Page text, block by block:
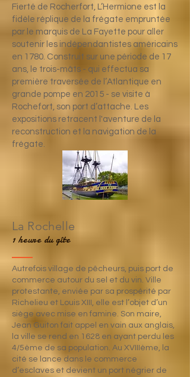
Fierté de Rocherfort, L’Hermione est la
fidèle réplique de la frégate empruntée
par le marquis de La Fayette pour aller
soutenir les indépendantistes américains
en 1780. Construit sur une période de 17
ans, le trois-mâts - qui effectua sa
première traversée de l’Atlantique en
grande pompe en 2015 - se visite à
Rochefort, son port d’attache. Les
expositions retracent l'aventure de la
reconstruction et la navigation de la
frégate.
La Rochelle
1 heure du gîte
Autrefois village de pêcheurs, puis port de
commerce autour du sel et du vin. Ville
protestante, enviée par sa prospérité par
Richelieu et Louis XIII, elle est l’objet d’un
siège avec mise en famine. Son maire,
Jean Guiton fait appel en vain aux anglais,
la ville se rend en 1628 en ayant perdu les
4/5ème de sa population. Au XVIIIème, la
cité se lance dans le commerce
d’esclaves et devient un port négrier de